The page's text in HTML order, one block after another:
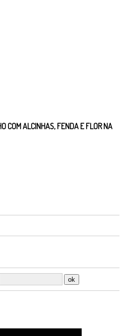
COM ALCINHAS, FENDA E FLOR NA